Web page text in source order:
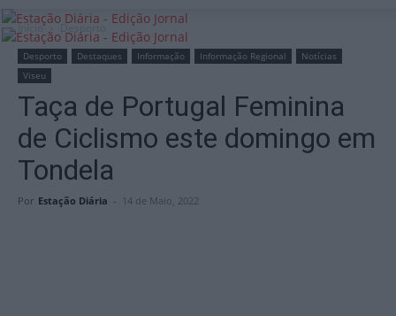
Início Desporto
Desporto Destaques Informação Informação Regional
Notícias
Viseu
Taça de Portugal Feminina
de Ciclismo este domingo em
Tondela
Por Estação Diária - 14 de Maio, 2022